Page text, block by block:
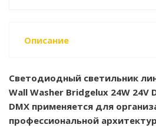
Описание
Светодиодный светильник
Wall Washer Bridgelux 24W 24V
DMX применяется для
профессиональной